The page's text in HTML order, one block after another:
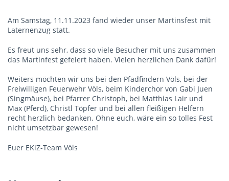
Am Samstag, 11.11.2023 fand wieder unser Martinsfest mit
Laternenzug statt.
Es freut uns sehr, dass so viele Besucher mit uns zusammen
das Martinfest gefeiert haben. Vielen herzlichen Dank dafür!
Weiters möchten wir uns bei den Pfadfindern Völs, bei der
Freiwilligen Feuerwehr Völs, beim Kinderchor von Gabi Juen
(Singmäuse), bei Pfarrer Christoph, bei Matthias Lair und
Max (Pferd), Christl Töpfer und bei allen fleißigen Helfern
recht herzlich bedanken. Ohne euch, wäre ein so tolles Fest
nicht umsetzbar gewesen!
Euer EKiZ-Team Völs